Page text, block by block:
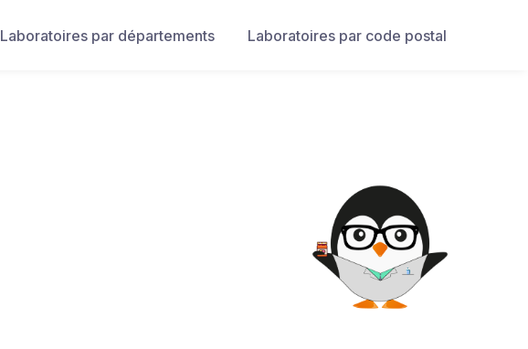
Laboratoires par départements Laboratoires par code postal